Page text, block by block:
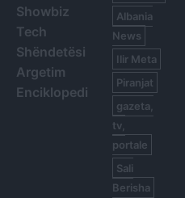
Showbiz
Tech
Shëndetësi
Argetim
Enciklopedi
Albania
News
Ilir Meta
Piranjat
gazeta,
tv,
portale
Sali
Berisha